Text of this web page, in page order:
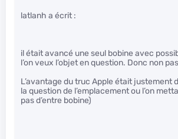
latlanh a écrit :
il était avancé une seul bobine avec
l’on veux l’objet en question. Donc non
L’avantage du truc Apple était justement
la question de l’emplacement ou l’on
pas d’entre bobine)